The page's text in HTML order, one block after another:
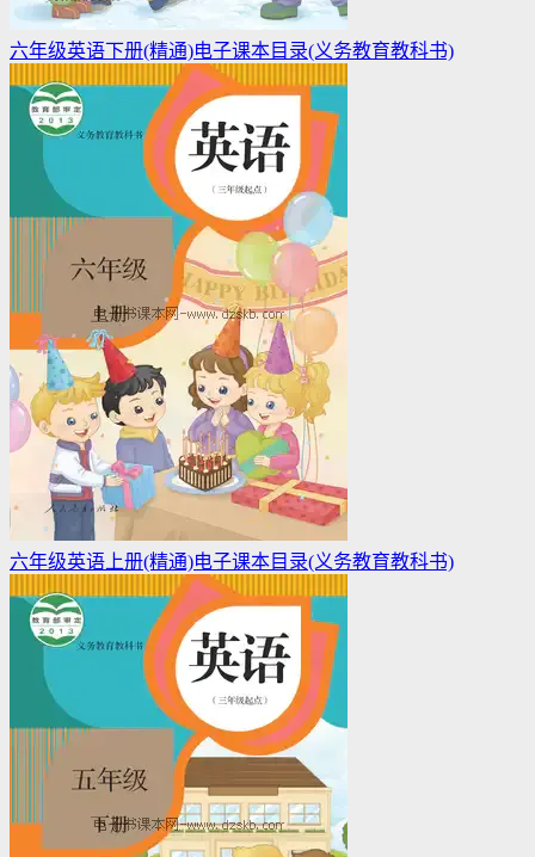
六年级英语下册(精通)电子课本目录(义务教育教科书)
六年级英语上册(精通)电子课本目录(义务教育教科书)